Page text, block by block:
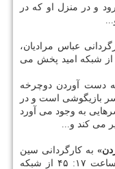
و در منزل او که در
عباس مرادیان،
سه شنبه (۹ اردیبهشت ماه) ساعت ۱۷: ۴۵ از شبکه امید پخش می
به دست آوردن دوچرخه
بازیگوشی است و در
به وجود می آورد
می کند و...
به کارگردانی سین
مک نامارا، چهارشنبه (۱۰ اردیبهشت ماه) ساعت ۱۷: ۴۵ از شبکه